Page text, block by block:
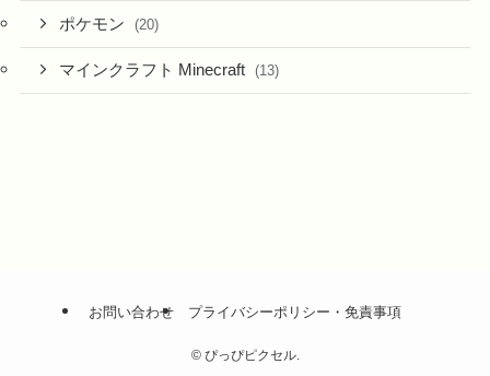
ポケモン (20)
マインクラフト Minecraft (13)
お問い合わせ プライバシーポリシー・免責事項
©ぴっぴピクセル.